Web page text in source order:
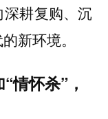
耕复购、沉
新环境。
情怀杀”，